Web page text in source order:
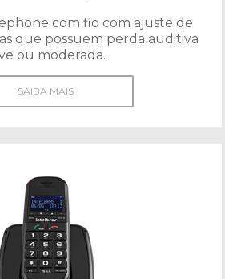
com fio com ajuste de
que possuem perda auditiva
ou moderada.
SAIBA MAIS